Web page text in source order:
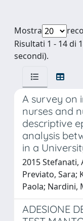
Mostra
Risultati 1 - 14 di
secondi).
A survey on
nurses and
descriptive
analysis
in a
2015 Stefanati,
Previato, Sara;
Paola; Nardini,
ADESIONE